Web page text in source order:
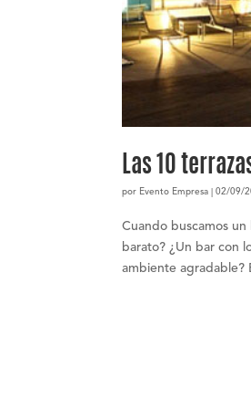
Las 10
por Evento Empresa |02/09/
Cuando buscamos
barato? ¿Un bar con
ambiente agradable?